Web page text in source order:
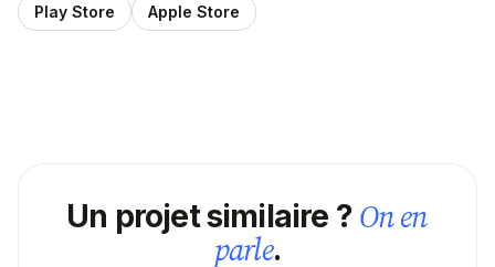
Play Store Apple Store
Un projet similaire ? On en
parle.